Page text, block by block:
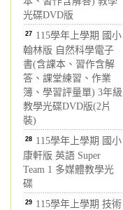
光碟DVD版
27 115學年上學期 國小
翰林版 自然科學電子
書(含課本、習作含解
答、課堂練習、作業
簿、學習評量單) 3年級
教學光碟DVD版(2片
裝)
28 115學年上學期 國小
康軒版 英語 Super
Team 1 多媒體教學光
碟
29 115學年上學期 技術